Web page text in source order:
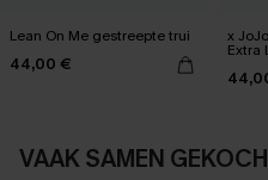
Lean On Me gestreepte trui
44,00 €
x
Extra
VAAK SAMEN